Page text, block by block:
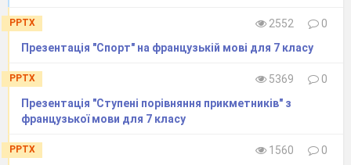
PPTX 2552
0
Презентація "Спорт" на французькій мові для 7 класу
PPTX 5369
0
Презентація "Ступені порівняння прикметників" з
французької мови для 7 класу
PPTX 1560
0